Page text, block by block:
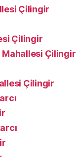
Çilingir
Çilingir
Mahallesi Çilingir
Çilingir